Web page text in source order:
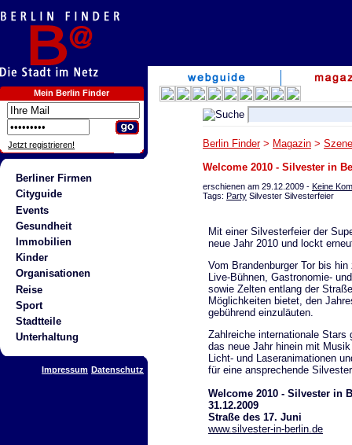
Mein Berlin Finder
Jetzt registrieren!
Berliner Firmen
Cityguide
Events
Gesundheit
Immobilien
Kinder
Organisationen
Reise
Sport
Stadtteile
Unterhaltung
Impressum Datenschutz
Berlin Finder> Magazin >
Welcome 2010 - Silvester in
erschienen am 29.12.2009 - Keine
Tags: Party Silvester Silvesterfeier
Mit einer Silvesterfeier der
neue Jahr 2010 und lockt
Vom Brandenburger Tor bis
Live-Bühnen, Gastronomie-
sowie Zelten entlang der
Möglichkeiten bietet, den
gebührend einzuläuten.
Zahlreiche internationale
das neue Jahr hinein mit
Licht- und Laseranimationen
für eine ansprechende
Welcome 2010 - Silvester in
31.12.2009
Straße des 17. Juni
www.silvester-in-berlin.de